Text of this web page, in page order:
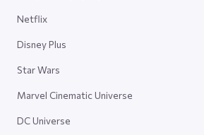
Netflix
Disney Plus
Star Wars
Marvel Cinematic Universe
DC Universe